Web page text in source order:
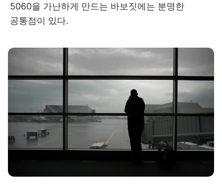
5060을 가난하게 만드는 바보짓에는 분명한
공통점이 있다.